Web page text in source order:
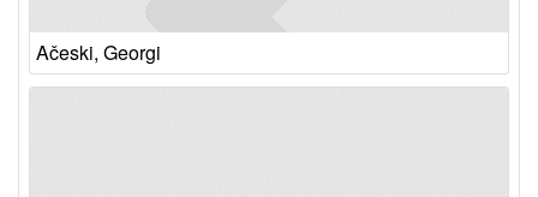
Ačeski, Georgi